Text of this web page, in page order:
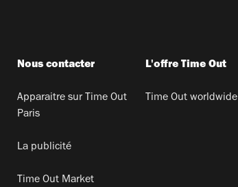
Nous contacter
Apparaitre sur Time Out
Paris
La publicité
Time Out Market
L'offre Time Out
Time Out worldwide